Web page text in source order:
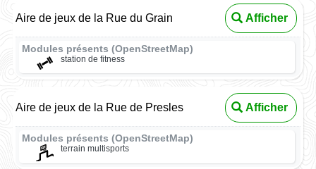
Aire de jeux de la Rue du Grain Afficher
Modules présents (OpenStreetMap)
station de fitness
Aire de jeux de la Rue de Presles Afficher
Modules présents (OpenStreetMap)
terrain multisports